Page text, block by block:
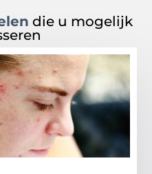
die u mogelijk